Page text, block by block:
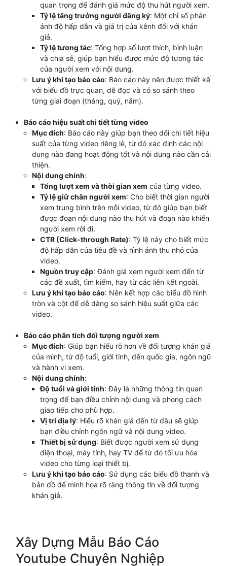
quan trọng để đánh giá mức độ thu hút người xem.
Tỷ lệ tăng trưởng người đăng ký: Một chỉ số phản
ánh độ hấp dẫn và giá trị của kênh đối với khán
giả.
Tỷ lệ tương tác: Tổng hợp số lượt thích, bình luận
và chia sẻ, giúp bạn hiểu được mức độ tương tác
của người xem với nội dung.
Lưu ý khi tạo báo cáo: Báo cáo này nên được thiết kế
với biểu đồ trực quan, dễ đọc và có so sánh theo
từng giai đoạn (tháng, quý, năm).
Báo cáo hiệu suất chi tiết từng video
Mục đích: Báo cáo này giúp bạn theo dõi chi tiết hiệu
suất của từng video riêng lẻ, từ đó xác định các nội
dung nào đang hoạt động tốt và nội dung nào cần cải
thiện.
Nội dung chính:
Tổng lượt xem và thời gian xem của từng video.
Tỷ lệ giữ chân người xem: Cho biết thời gian người
xem trung bình trên mỗi video, từ đó giúp bạn biết
được đoạn nội dung nào thu hút và đoạn nào khiến
người xem rời đi.
CTR (Click-through Rate): Tỷ lệ này cho biết mức
độ hấp dẫn của tiêu đề và hình ảnh thu nhỏ của
video.
Nguồn truy cập: Đánh giá xem người xem đến từ
các đề xuất, tìm kiếm, hay từ các liên kết ngoài.
Lưu ý khi tạo báo cáo: Nên kết hợp các biểu đồ hình
tròn và cột để dễ dàng so sánh hiệu suất giữa các
video.
Báo cáo phân tích đối tượng người xem
Mục đích: Giúp bạn hiểu rõ hơn về đối tượng khán giả
của mình, từ độ tuổi, giới tính, đến quốc gia, ngôn ngữ
và hành vi xem.
Nội dung chính:
Độ tuổi và giới tính: Đây là những thông tin quan
trọng để bạn điều chỉnh nội dung và phong cách
giao tiếp cho phù hợp.
Vị trí địa lý: Hiểu rõ khán giả đến từ đâu sẽ giúp
bạn điều chỉnh ngôn ngữ và nội dung video.
Thiết bị sử dụng: Biết được người xem sử dụng
điện thoại, máy tính, hay TV để từ đó tối ưu hóa
video cho từng loại thiết bị.
Lưu ý khi tạo báo cáo: Sử dụng các biểu đồ thanh và
bản đồ để minh họa rõ ràng thông tin về đối tượng
khán giả.
Xây Dựng Mẫu Báo Cáo
Youtube Chuyên Nghiệp